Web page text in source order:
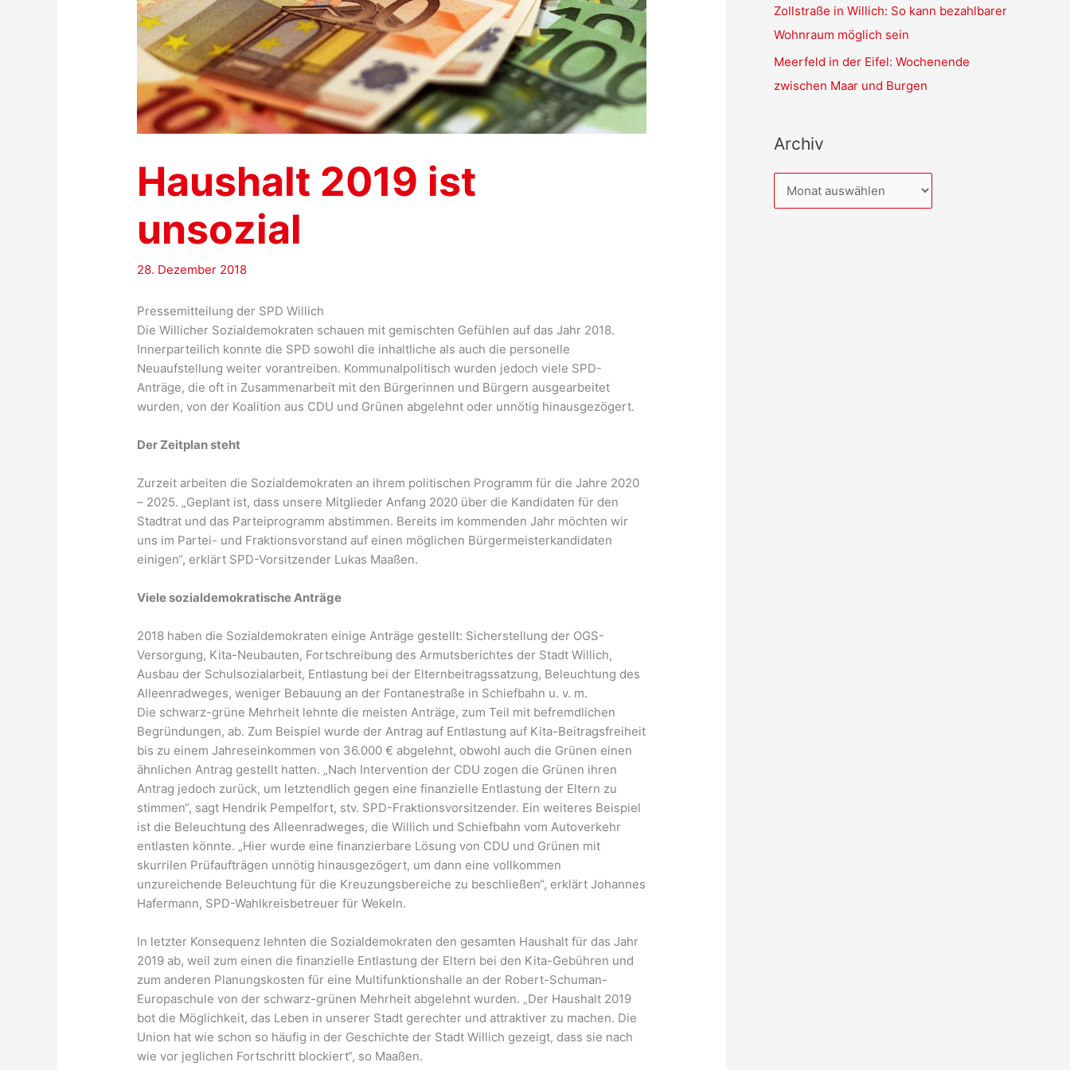
Haushalt 2019 ist
unsozial
28. Dezember 2018
Pressemitteilung der SPD Willich
Die Willicher Sozialdemokraten schauen mit gemischten Gefühlen auf das Jahr 2018.
Innerparteilich konnte die SPD sowohl die inhaltliche als auch die personelle
Neuaufstellung weiter vorantreiben. Kommunalpolitisch wurden jedoch viele SPD-
Anträge, die oft in Zusammenarbeit mit den Bürgerinnen und Bürgern ausgearbeitet
wurden, von der Koalition aus CDU und Grünen abgelehnt oder unnötig hinausgezögert.
Der Zeitplan steht
Zurzeit arbeiten die Sozialdemokraten an ihrem politischen Programm für die Jahre 2020
– 2025. „Geplant ist, dass unsere Mitglieder Anfang 2020 über die Kandidaten für den
Stadtrat und das Parteiprogramm abstimmen. Bereits im kommenden Jahr möchten wir
uns im Partei- und Fraktionsvorstand auf einen möglichen Bürgermeisterkandidaten
einigen“, erklärt SPD-Vorsitzender Lukas Maaßen.
Viele sozialdemokratische Anträge
2018 haben die Sozialdemokraten einige Anträge gestellt: Sicherstellung der OGS-
Versorgung, Kita-Neubauten, Fortschreibung des Armutsberichtes der Stadt Willich,
Ausbau der Schulsozialarbeit, Entlastung bei der Elternbeitragssatzung, Beleuchtung des
Alleenradweges, weniger Bebauung an der Fontanestraße in Schiefbahn u. v. m.
Die schwarz-grüne Mehrheit lehnte die meisten Anträge, zum Teil mit befremdlichen
Begründungen, ab. Zum Beispiel wurde der Antrag auf Entlastung auf Kita-Beitragsfreiheit
bis zu einem Jahreseinkommen von 36.000 € abgelehnt, obwohl auch die Grünen einen
ähnlichen Antrag gestellt hatten. „Nach Intervention der CDU zogen die Grünen ihren
Antrag jedoch zurück, um letztendlich gegen eine finanzielle Entlastung der Eltern zu
stimmen“, sagt Hendrik Pempelfort, stv. SPD-Fraktionsvorsitzender. Ein weiteres Beispiel
ist die Beleuchtung des Alleenradweges, die Willich und Schiefbahn vom Autoverkehr
entlasten könnte. „Hier wurde eine finanzierbare Lösung von CDU und Grünen mit
skurrilen Prüfaufträgen unnötig hinausgezögert, um dann eine vollkommen
unzureichende Beleuchtung für die Kreuzungsbereiche zu beschließen“, erklärt Johannes
Hafermann, SPD-Wahlkreisbetreuer für Wekeln.
In letzter Konsequenz lehnten die Sozialdemokraten den gesamten Haushalt für das Jahr
2019 ab, weil zum einen die finanzielle Entlastung der Eltern bei den Kita-Gebühren und
zum anderen Planungskosten für eine Multifunktionshalle an der Robert-Schuman-
Europaschule von der schwarz-grünen Mehrheit abgelehnt wurden. „Der Haushalt 2019
bot die Möglichkeit, das Leben in unserer Stadt gerechter und attraktiver zu machen. Die
Union hat wie schon so häufig in der Geschichte der Stadt Willich gezeigt, dass sie nach
wie vor jeglichen Fortschritt blockiert“, so Maaßen.
Zollstraße in Willich: So kann bezahlbarer
Wohnraum möglich sein
Meerfeld in der Eifel: Wochenende
zwischen Maar und Burgen
Archiv
r